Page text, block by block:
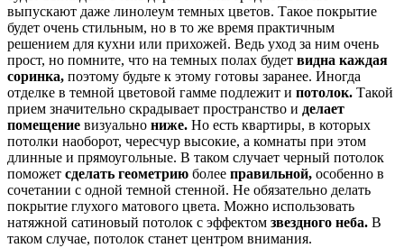
выпускают даже линолеум темных цветов. Такое покрытие
будет очень стильным, но в то же время практичным
решением для кухни или прихожей. Ведь уход за ним очень
прост, но помните, что на темных полах будет видна каждая
соринка, поэтому будьте к этому готовы заранее. Иногда
отделке в темной цветовой гамме подлежит и потолок. Такой
прием значительно скрадывает пространство и делает
помещение визуально ниже. Но есть квартиры, в которых
потолки наоборот, чересчур высокие, а комнаты при этом
длинные и прямоугольные. В таком случает черный потолок
поможет сделать геометрию более правильной, особенно в
сочетании с одной темной стенной. Не обязательно делать
покрытие глухого матового цвета. Можно использовать
натяжной сатиновый потолок с эффектом звездного неба. В
таком случае, потолок станет центром внимания.